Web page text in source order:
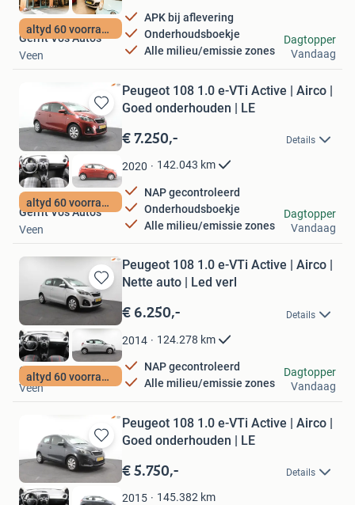
altyd 60 voorradig
APK bij aflevering
Onderhoudsboekje
Alle milieu/emissie zones
Gerrit Vos Auto's
Veen
Dagtopper
Vandaag
Bewaren
in
Mijn
Favorieten
altyd 60 voorradig
Peugeot 108 1.0 e-VTi Active | Airco |
Goed onderhouden | LE
€ 7.250,- Details
2020 142.043 km
NAP gecontroleerd
Onderhoudsboekje
Alle milieu/emissie zones
Gerrit Vos Auto's
Veen
Dagtopper
Vandaag
Bewaren
in
Favorieten
altyd 60 voorradig
Peugeot 108 1.0 e-VTi Active | Airco |
Nette auto | Led verl
€ 6.250,- Details
2014 124.278 km
NAP gecontroleerd
Alle milieu/emissie zones
Gerrit Vos Auto's
Veen
Dagtopper
Vandaag
Bewaren
in
Mijn
Favorieten
Peugeot 108 1.0 e-VTi Active | Airco |
Goed onderhouden | LE
€ 5.750,- Details
2015 145.382 km